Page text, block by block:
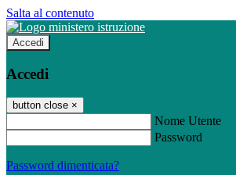
Salta al contenuto
Accedi
Accedi
button close ×
Nome Utente
Password
Password dimenticata?